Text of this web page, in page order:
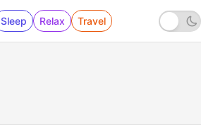
Sleep Relax Travel